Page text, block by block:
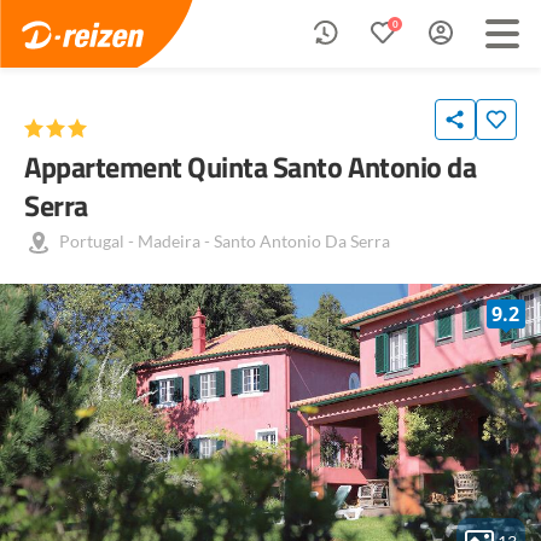
0
Appartement Quinta Santo Antonio da
Serra
Portugal - Madeira - Santo Antonio Da Serra
9.2